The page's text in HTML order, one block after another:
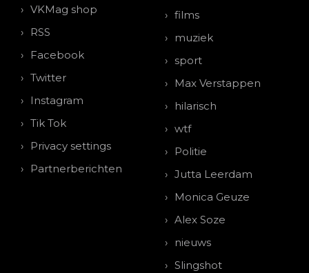
VKMag shop
RSS
Facebook
Twitter
Instagram
Tik Tok
Privacy settings
Partnerberichten
films
muziek
sport
Max Verstappen
hilarisch
wtf
Politie
Jutta Leerdam
Monica Geuze
Alex Soze
nieuws
Slingshot